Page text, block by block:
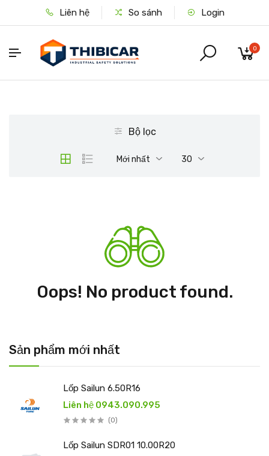
Liên hệ So sánh Login
0
Sản phẩm mới nhất
Lốp Sailun 6.50R16
Liên hệ 0943.090.995
(0)
Lốp Sailun SDR01 10.00R20
Bộ lọc
Mới nhất 30
Oops! No product found.